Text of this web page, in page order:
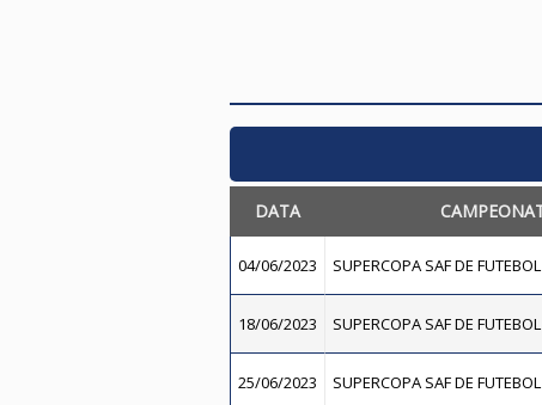
DATA
04/06/2023 SUPERCOPA SAF DE
18/06/2023 SUPERCOPA SAF DE
25/06/2023 SUPERCOPA SAF DE